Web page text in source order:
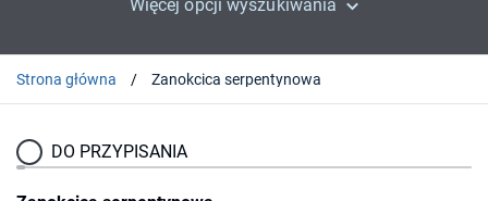
Więcej opcji wyszukiwania
Strona główna Zanokcica serpentynowa
DO PRZYPISANIA